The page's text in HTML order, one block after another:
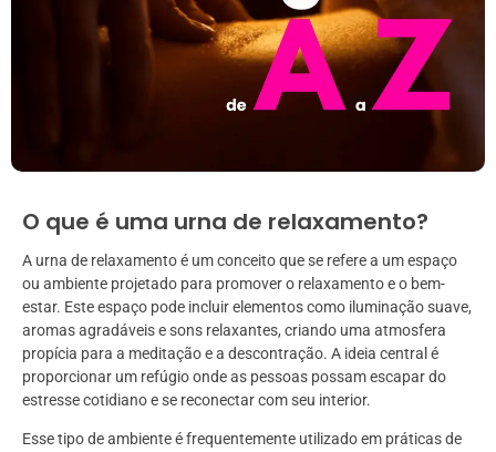
O que é uma urna de relaxamento?
A urna de relaxamento é um conceito que se refere a um espaço
ou ambiente projetado para promover o relaxamento e o bem-
estar. Este espaço pode incluir elementos como iluminação suave,
aromas agradáveis e sons relaxantes, criando uma atmosfera
propícia para a meditação e a descontração. A ideia central é
proporcionar um refúgio onde as pessoas possam escapar do
estresse cotidiano e se reconectar com seu interior.
Esse tipo de ambiente é frequentemente utilizado em práticas de